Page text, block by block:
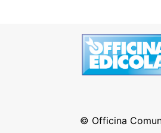
© Officina